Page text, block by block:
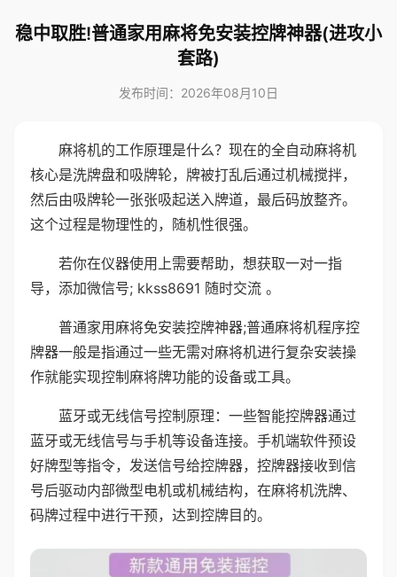
稳中取胜!普通家用麻将免安装控牌神器(进攻小
套路)
发布时间：2026年08月10日
麻将机的工作原理是什么？现在的全自动麻将机
核心是洗牌盘和吸牌轮，牌被打乱后通过机械搅拌，
然后由吸牌轮一张张吸起送入牌道，最后码放整齐。
这个过程是物理性的，随机性很强。
若你在仪器使用上需要帮助，想获取一对一指
导，添加微信号; kkss8691 随时交流 。
普通家用麻将免安装控牌神器;普通麻将机程序控
牌器一般是指通过一些无需对麻将机进行复杂安装操
作就能实现控制麻将牌功能的设备或工具。
蓝牙或无线信号控制原理：一些智能控牌器通过
蓝牙或无线信号与手机等设备连接。手机端软件预设
好牌型等指令，发送信号给控牌器，控牌器接收到信
号后驱动内部微型电机或机械结构，在麻将机洗牌、
码牌过程中进行干预，达到控牌目的。